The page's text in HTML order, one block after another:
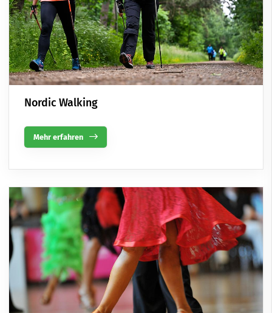
Nordic Walking
Mehr erfahren